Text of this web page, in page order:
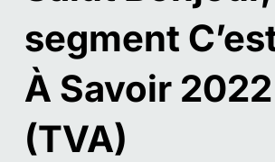
segment
À Savoir 2022
(TVA)